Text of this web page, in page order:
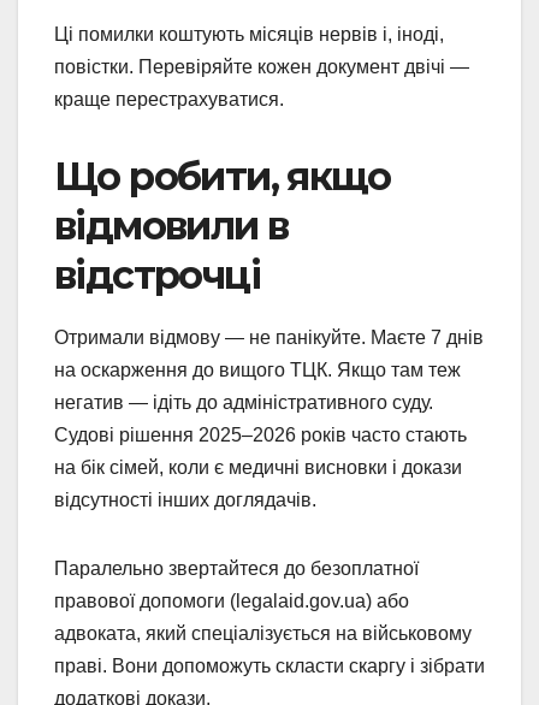
Ці помилки коштують місяців нервів і, іноді,
повістки. Перевіряйте кожен документ двічі —
краще перестрахуватися.
Що робити, якщо
відмовили в
відстрочці
Отримали відмову — не панікуйте. Маєте 7 днів
на оскарження до вищого ТЦК. Якщо там теж
негатив — ідіть до адміністративного суду.
Судові рішення 2025–2026 років часто стають
на бік сімей, коли є медичні висновки і докази
відсутності інших доглядачів.
Паралельно звертайтеся до безоплатної
правової допомоги (legalaid.gov.ua) або
адвоката, який спеціалізується на військовому
праві. Вони допоможуть скласти скаргу і зібрати
додаткові докази.